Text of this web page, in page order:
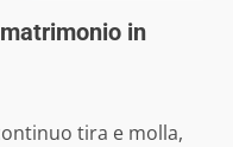
in
tira e molla,